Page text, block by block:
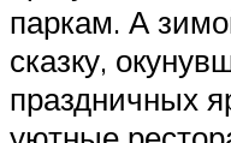
паркам. А
сказку,
праздничных